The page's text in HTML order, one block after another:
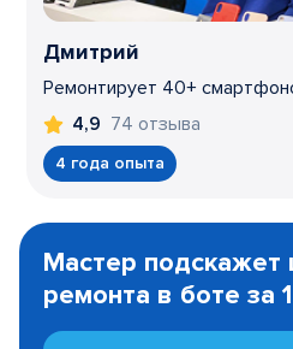
Дмитрий
Ремонтирует 40+
4,9 74 отзыва
4 года опыта
1
Мастер подскажет
ремонта в боте за